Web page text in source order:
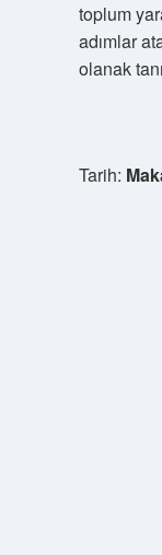
toplum
adımlar
olanak
Tarih: